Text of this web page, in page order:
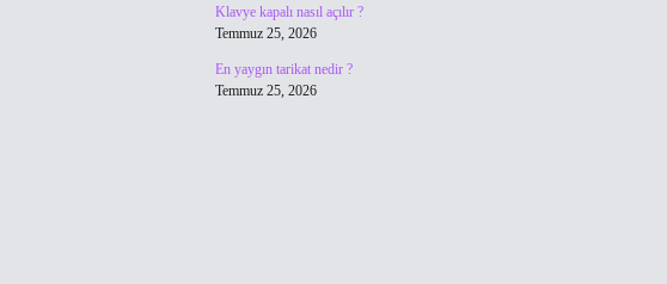
Klavye kapalı nasıl açılır ?
Temmuz 25, 2026
En yaygın tarikat nedir ?
Temmuz 25, 2026